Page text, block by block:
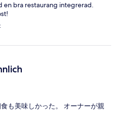
einem Automaten. Es wurde oft
an der Straße vor Hotel
vorhanden. Wurzener
für Ausflüge mit
Fuß zu erreichen. Hier hält der
Leipzig (18 Minuten) verkehrt.
nach Leipzig genutzt - Halt
mitten im Zentrum von L.. Von
eine Parkplatzsuche in L
en bra restaurang integrerad.
も美味しかった。 オーナーが親